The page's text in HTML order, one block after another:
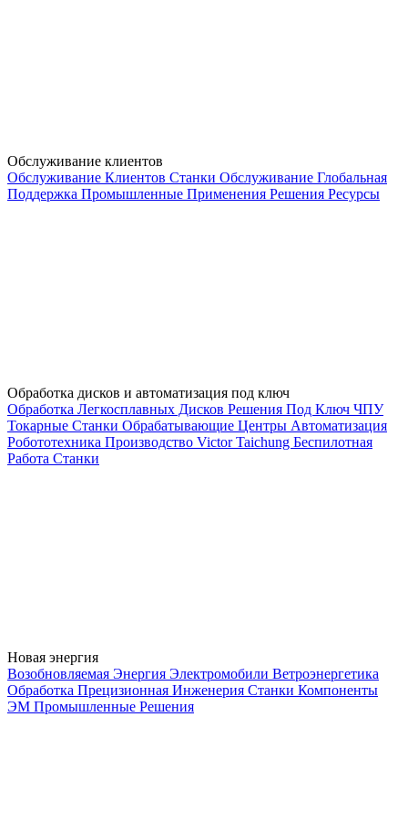
Обслуживание клиентов
Обслуживание Клиентов Станки Обслуживание Глобальная
Поддержка Промышленные Применения Решения Ресурсы
Обработка дисков и автоматизация под ключ
Обработка Легкосплавных Дисков Решения Под Ключ ЧПУ
Токарные Станки Обрабатывающие Центры Автоматизация
Робототехника Производство Victor Taichung Беспилотная
Работа Станки
Новая энергия
Возобновляемая Энергия Электромобили Ветроэнергетика
Обработка Прецизионная Инженерия Станки Компоненты
ЭМ Промышленные Решения